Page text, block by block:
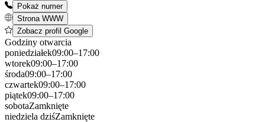
Pokaż numer
Strona WWW
Zobacz profil Google
Godziny otwarcia
poniedziałek09:00–17:00
wtorek09:00–17:00
środa09:00–17:00
czwartek09:00–17:00
piątek09:00–17:00
sobotaZamknięte
niedziela dziśZamknięte